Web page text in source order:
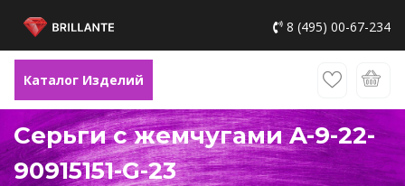
8 (495) 00-67-234
Каталог Изделий
Серьги с жемчугами A-9-22-
90915151-G-23